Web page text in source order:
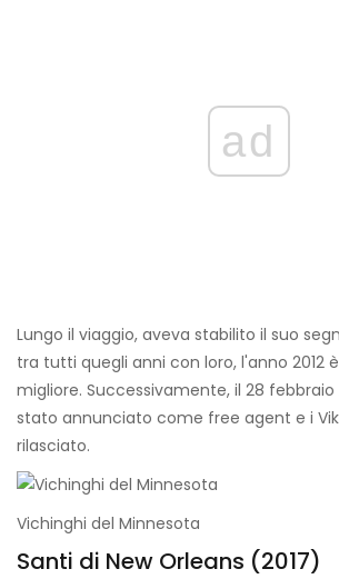
ad
Lungo il viaggio, aveva stabilito il suo
tra tutti quegli anni con loro, l'anno 2012
migliore. Successivamente, il 28 febbraio
stato annunciato come free agent e i
rilasciato.
Vichinghi del Minnesota
Santi di New Orleans (2017)